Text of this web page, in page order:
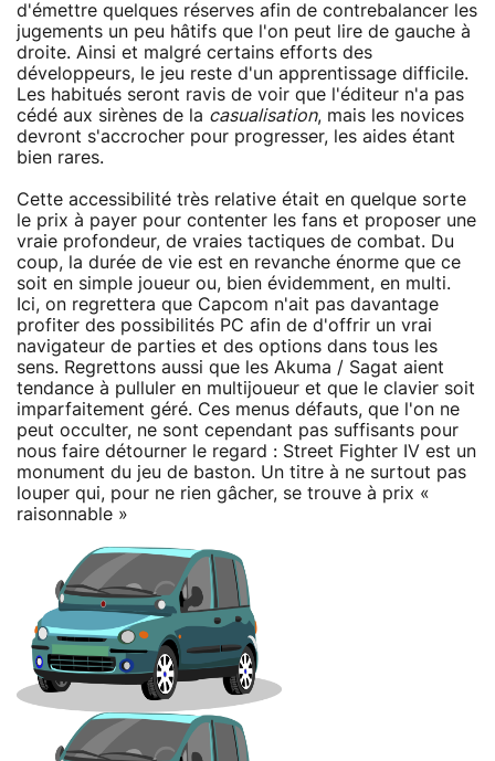
d'émettre quelques réserves afin de contrebalancer les
jugements un peu hâtifs que l'on peut lire de gauche à
droite. Ainsi et malgré certains efforts des
développeurs, le jeu reste d'un apprentissage difficile.
Les habitués seront ravis de voir que l'éditeur n'a pas
cédé aux sirènes de la casualisation, mais les novices
devront s'accrocher pour progresser, les aides étant
bien rares.
Cette accessibilité très relative était en quelque sorte
le prix à payer pour contenter les fans et proposer une
vraie profondeur, de vraies tactiques de combat. Du
coup, la durée de vie est en revanche énorme que ce
soit en simple joueur ou, bien évidemment, en multi.
Ici, on regrettera que Capcom n'ait pas davantage
profiter des possibilités PC afin de d'offrir un vrai
navigateur de parties et des options dans tous les
sens. Regrettons aussi que les Akuma / Sagat aient
tendance à pulluler en multijoueur et que le clavier soit
imparfaitement géré. Ces menus défauts, que l'on ne
peut occulter, ne sont cependant pas suffisants pour
nous faire détourner le regard : Street Fighter IV est un
monument du jeu de baston. Un titre à ne surtout pas
louper qui, pour ne rien gâcher, se trouve à prix «
raisonnable »